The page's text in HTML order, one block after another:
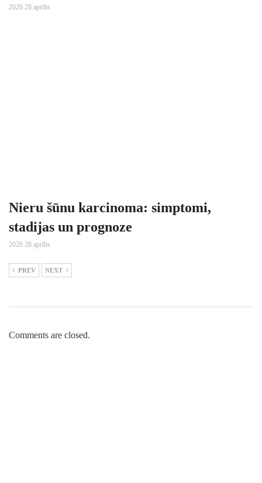
2026 28 aprīlis
Nieru šūnu karcinoma: simptomi,
stadijas un prognoze
2026 28 aprīlis
PREV NEXT
Comments are closed.